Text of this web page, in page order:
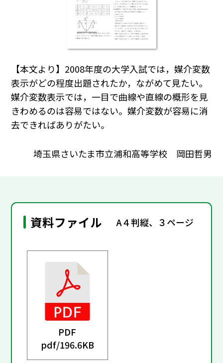
【本文より】2008年度の大学入試では，媒介変数
表示がどの程度出題されたか，ながめて見たい。
媒介変数表示では，一目で曲線や直線の概形を見
きわめるのは容易ではない。媒介変数が容易に消
去できればありがたい。
埼玉県さいたま市立浦和高等学校 岡田哲男
資料ファイル A４判縦、３ページ
PDF
pdf/196.6KB